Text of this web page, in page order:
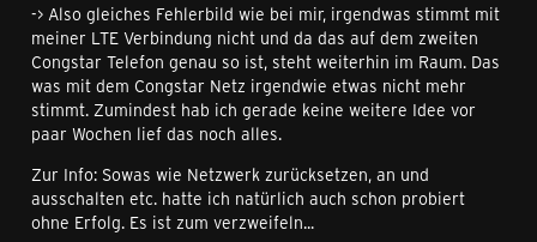
-> Also gleiches Fehlerbild wie bei mir, irgendwas stimmt mit
meiner LTE Verbindung nicht und da das auf dem zweiten
Congstar Telefon genau so ist, steht weiterhin im Raum. Das
was mit dem Congstar Netz irgendwie etwas nicht mehr
stimmt. Zumindest hab ich gerade keine weitere Idee vor
paar Wochen lief das noch alles.
Zur Info: Sowas wie Netzwerk zurücksetzen, an und
ausschalten etc. hatte ich natürlich auch schon probiert
ohne Erfolg. Es ist zum verzweifeln...